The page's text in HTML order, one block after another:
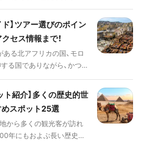
んだグルメや、魅力的な
しい見どころがいっぱい！
アを訪れるうえで抑えて
人気リゾートや自然が満
お土産までクロアチア旅
な情報をたっぷりと紹介
ド】ツアー選びのポイン
セス情報まで！
ある北アフリカの国、モロ
る国でありながら、かつて
パおよび中東の文化がお互
います。迷路のような旧
美しい宗教建築や、世界
などをはじめ、街で出会
シーで美味しいモロッコ
ト紹介】多くの歴史的世
めスポット25選
から多くの観光客が訪れ
年にもおよぶ長い歴史お